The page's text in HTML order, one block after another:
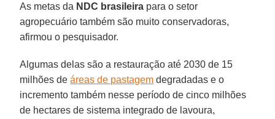
As metas da NDC brasileira para o setor
agropecuário também são muito conservadoras,
afirmou o pesquisador.
Algumas delas são a restauração até 2030 de 15
milhões deáreas de pastagem degradadas e o
incremento também nesse período de cinco milhões
de hectares de sistema integrado de lavoura,